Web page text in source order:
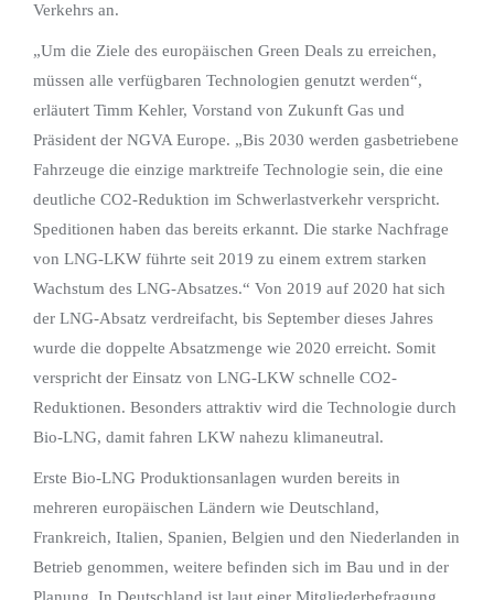
Verkehrs an.
„Um die Ziele des europäischen Green Deals zu erreichen,
müssen alle verfügbaren Technologien genutzt werden“,
erläutert Timm Kehler, Vorstand von Zukunft Gas und
Präsident der NGVA Europe. „Bis 2030 werden gasbetriebene
Fahrzeuge die einzige marktreife Technologie sein, die eine
deutliche CO2-Reduktion im Schwerlastverkehr verspricht.
Speditionen haben das bereits erkannt. Die starke Nachfrage
von LNG-LKW führte seit 2019 zu einem extrem starken
Wachstum des LNG-Absatzes.“ Von 2019 auf 2020 hat sich
der LNG-Absatz verdreifacht, bis September dieses Jahres
wurde die doppelte Absatzmenge wie 2020 erreicht. Somit
verspricht der Einsatz von LNG-LKW schnelle CO2-
Reduktionen. Besonders attraktiv wird die Technologie durch
Bio-LNG, damit fahren LKW nahezu klimaneutral.
Erste Bio-LNG Produktionsanlagen wurden bereits in
mehreren europäischen Ländern wie Deutschland,
Frankreich, Italien, Spanien, Belgien und den Niederlanden in
Betrieb genommen, weitere befinden sich im Bau und in der